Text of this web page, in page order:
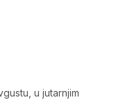
u jutarnjim